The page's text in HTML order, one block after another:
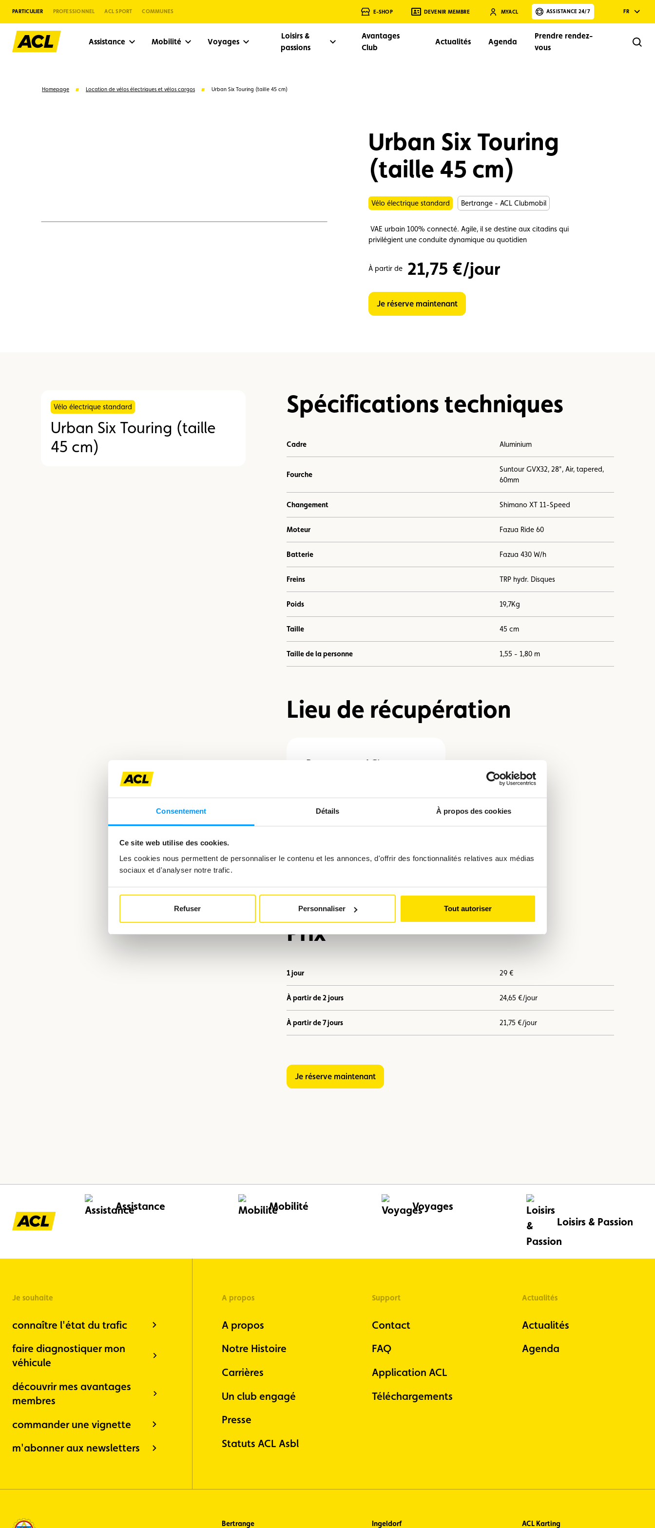
Consentement Détails À propos des cookies
Ce site web utilise des cookies.
Les cookies nous permettent de personnaliser le contenu et les annonces, d'offrir des fonctionnalités relatives aux médias
sociaux et d'analyser notre trafic.
Refuser Personnaliser Tout autoriser
PARTICULIER PROFESSIONNEL ACL SPORT COMMUNES E-SHOP DEVENIR MEMBRE MYACL ASSISTANCE 24/7 FR
Assistance Mobilité Voyages
Loisirs &
passions
Avantages
Club
Actualités Agenda
Prendre rendez-
vous
Homepage Location de vélos électriques et vélos cargos Urban Six Touring (taille 45 cm)
Urban Six Touring
(taille 45 cm)
Vélo électrique standard Bertrange - ACL Clubmobil
VAE urbain 100% connecté. Agile, il se destine aux citadins qui
privilégient une conduite dynamique au quotidien
À partir de 21,75 €/jour
Je réserve maintenant
Vélo électrique standard
Urban Six Touring (taille
45 cm)
Spécifications techniques
Cadre Aluminium
Fourche
Suntour GVX32, 28", Air, tapered,
60mm
Changement Shimano XT 11-Speed
Moteur Fazua Ride 60
Batterie Fazua 430 W/h
Freins TRP hydr. Disques
Poids 19,7Kg
Taille 45 cm
Taille de la personne 1,55 - 1,80 m
Lieu de récupération
Bertrange - ACL
72, route de Longwy - L-8080
Prix
1 jour 29 €
À partir de 2 jours 24,65 €/jour
À partir de 7 jours 21,75 €/jour
Je réserve maintenant
Assistance Mobilité
Voyages
Loisirs & Passion
Je souhaite
connaître l'état du trafic
faire diagnostiquer mon
véhicule
découvrir mes avantages
membres
commander une vignette
m'abonner aux newsletters
A propos
A propos
Notre Histoire
Carrières
Un club engagé
Presse
Statuts ACL Asbl
Support
Contact
FAQ
Application ACL
Téléchargements
Actualités
Actualités
Agenda
Bertrange Ingeldorf ACL Karting